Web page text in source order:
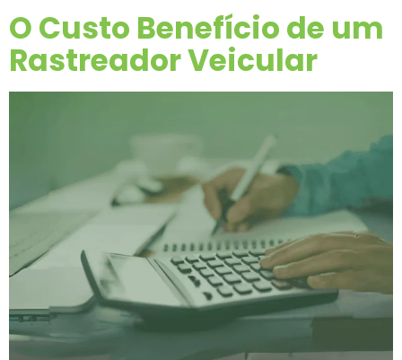
O Custo Benefício de um
Rastreador Veicular